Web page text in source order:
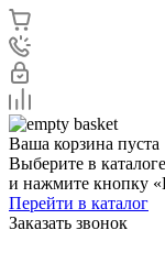
Ваша корзина пуста
Выберите в
и нажмите кнопку
Перейти в каталог
Заказать звонок